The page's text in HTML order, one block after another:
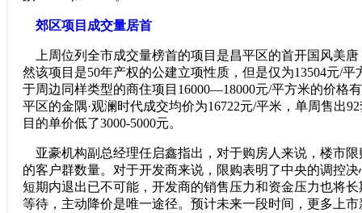
郊区项目成交量居首
上周位列全市成交量榜首的项目是昌平区的首开国风美唐
然该项目是50年产权的公建立项性质，但是仅为13504元/
于周边同样类型的商住项目16000—18000元/平方米的价格
平区的金隅·观澜时代成交均价为16722元/平米，单周售出
目的单价低了3000-5000元。
亚豪机构副总经理任启鑫指出，对于购房人来说，楼市
的客户群数量。对于开发商来说，限购表明了中央的调控
短期内退出已不可能，开发商的销售压力和资金压力也将
等待，主动降价是唯一途径。预计未来一段时间，更多上